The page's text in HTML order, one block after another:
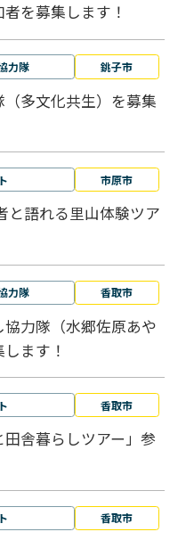
を募集します！
力隊 銚子市
（多文化共生）を募集
市原市
と語れる里山体験ツア
力隊 香取市
協力隊（水郷佐原あや
ます！
香取市
⽥舎暮らしツアー」参
香取市